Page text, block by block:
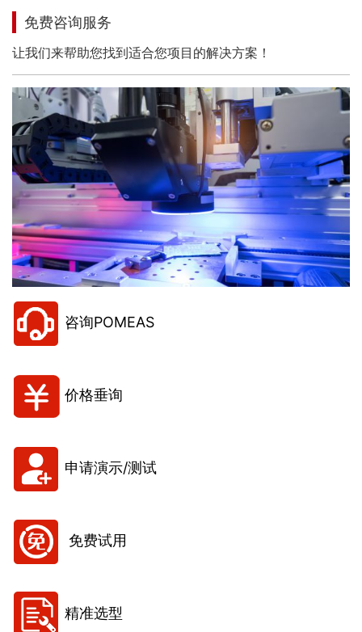
免费咨询服务
让我们来帮助您找到适合您项目的解决方案！
咨询POMEAS
价格垂询
申请演示/测试
免费试用
精准选型